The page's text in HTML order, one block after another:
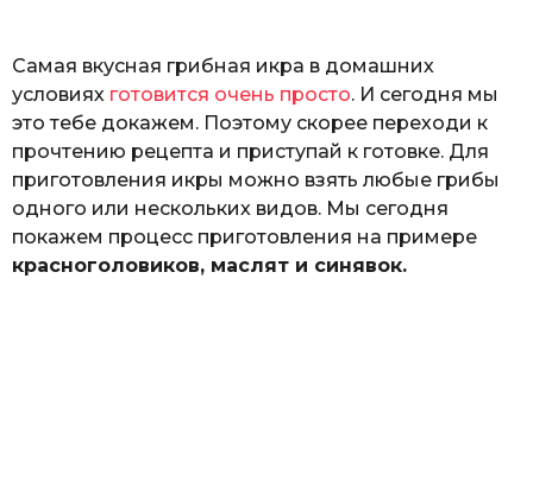
Самая вкусная грибная икра в домашних
условиях готовится очень просто. И сегодня мы
это тебе докажем. Поэтому скорее переходи к
прочтению рецепта и приступай к готовке. Для
приготовления икры можно взять любые грибы
одного или нескольких видов. Мы сегодня
покажем процесс приготовления на примере
красноголовиков, маслят и синявок.